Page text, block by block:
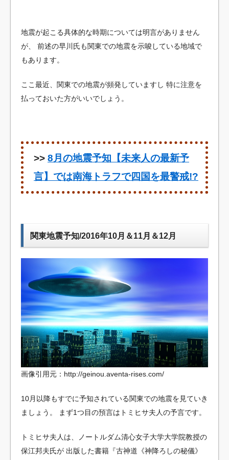
地震が起こる具体的な時期については明言がありません
が、
前述の早川氏も関東での地震を示唆している地域で
もあります。
ここ最近、関東での地震が頻発していますし 特に注意を
払っておいた方がいいでしょう。
>> 8月の地震予知【未来人の最新予
言】では南海トラフで四国を最警戒!?
関東地震予知/2016年10月＆11月＆12月
画像引用元：http://geinou.aventa-rises.com/
10月以降もすでに予知されている関東での地震を見ていき
ましょう。
まず1つ目の預言はトミヒサ夫人の予言です。
トミヒサ夫人は、ノートルダム清心女子大学大学院教授の
保江邦夫氏が 出版した書籍『古神道《神降ろしの秘儀》